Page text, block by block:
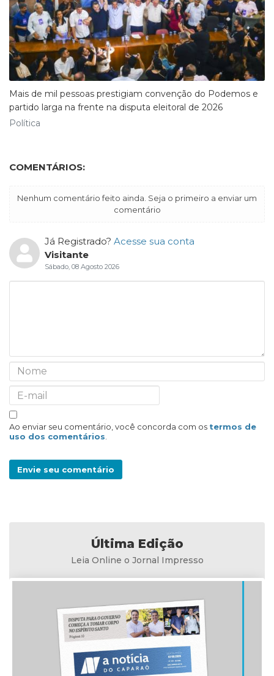
Mais de mil pessoas prestigiam convenção do Podemos e
partido larga na frente na disputa eleitoral de 2026
Política
COMENTÁRIOS:
Nenhum comentário feito ainda. Seja o primeiro a enviar um
comentário
Já Registrado? Acesse sua conta
Visitante
Sábado, 08 Agosto 2026
Ao enviar seu comentário, você concorda com os termos de
uso dos comentários
Envie seu comentário
Última Edição
Leia Online o Jornal Impresso